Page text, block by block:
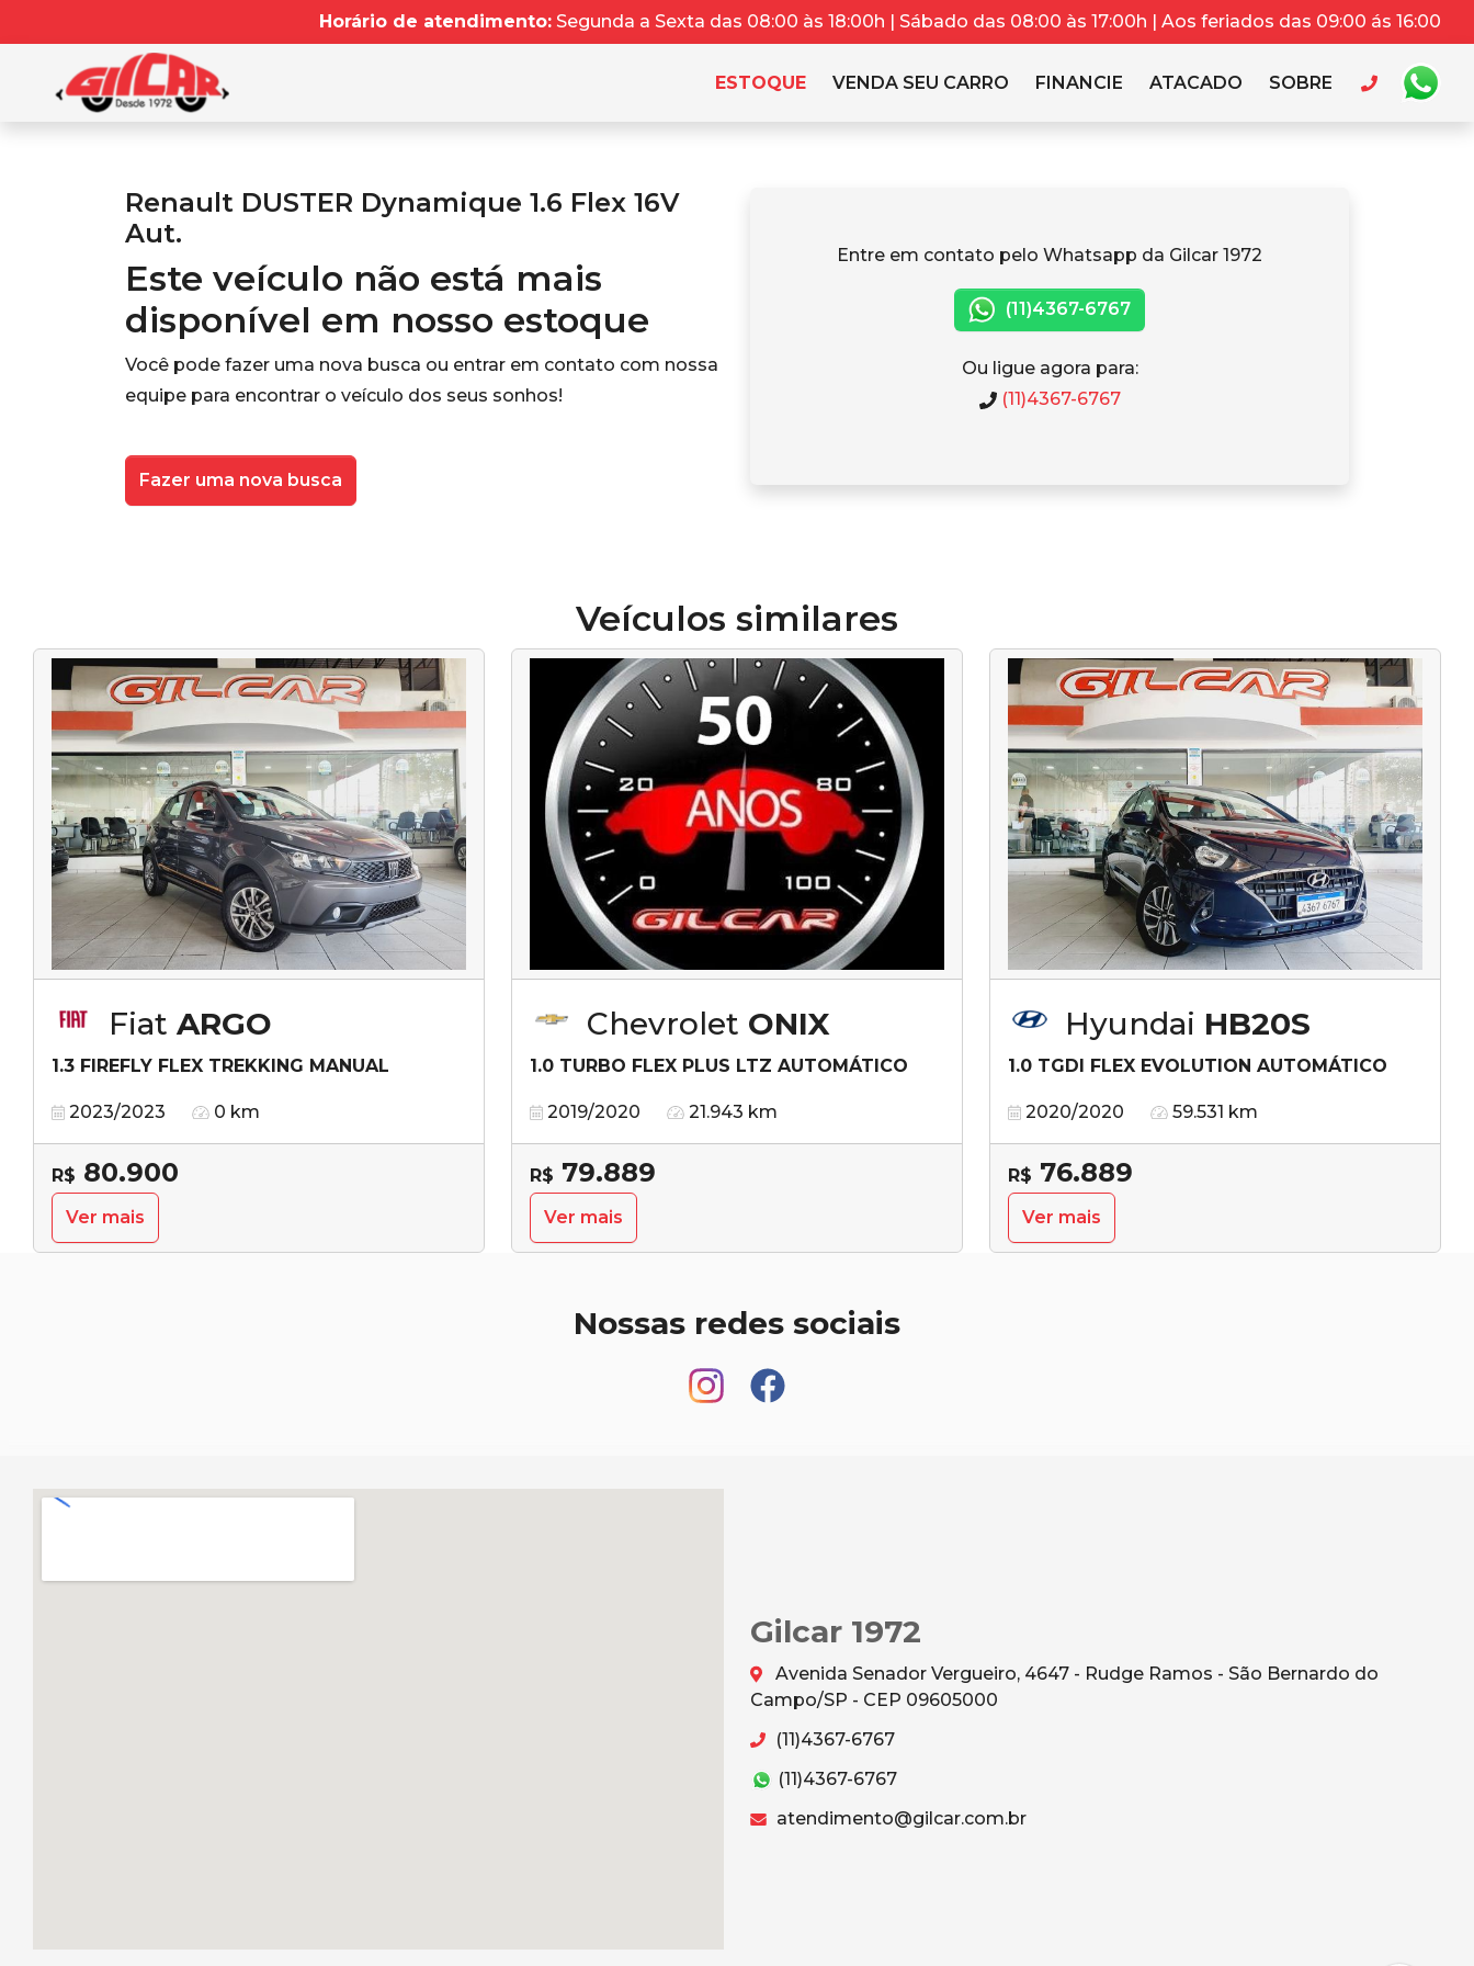
Horário de atendimento: Segunda a Sexta das 08:00 às 18:00h | Sábado das 08:00 às 17:00h | Aos feriados das 09:00 ás 16:00
ESTOQUE VENDA SEU CARRO FINANCIE ATACADO SOBRE
Renault DUSTER Dynamique 1.6 Flex 16V
Aut.
Este veículo não está mais
disponível em nosso estoque
Você pode fazer uma nova busca ou entrar em contato com nossa
equipe para encontrar o veículo dos seus sonhos!
Fazer uma nova busca
Entre em contato pelo Whatsapp da Gilcar 1972
(11)4367-6767
Ou ligue agora para:
(11)4367-6767
Veículos similares
Fiat ARGO
1.3 FIREFLY FLEX TREKKING MANUAL
2023/2023 0 km
R$ 80.900
Ver mais
Chevrolet ONIX
1.0 TURBO FLEX PLUS LTZ AUTOMÁTICO
2019/2020 21.943 km
R$ 79.889
Ver mais
Hyundai HB20S
1.0 TGDI FLEX EVOLUTION AUTOMÁTICO
2020/2020 59.531 km
R$ 76.889
Ver mais
Nossas redes sociais
Gilcar 1972
Avenida Senador Vergueiro, 4647 - Rudge Ramos - São Bernardo do
Campo/SP - CEP 09605000
(11)4367-6767
(11)4367-6767
atendimento@gilcar.com.br